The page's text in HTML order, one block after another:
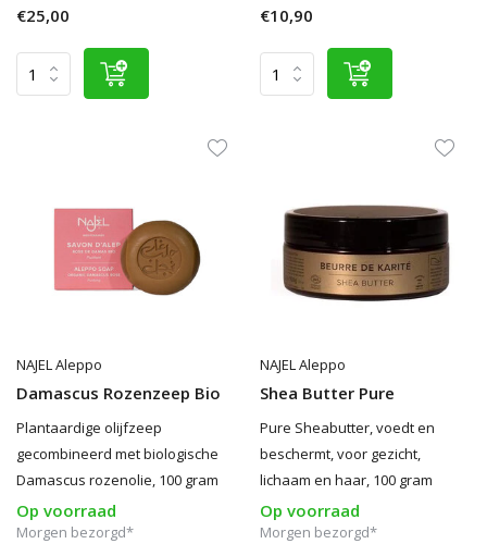
€25,00 €10,90
NAJEL Aleppo
Damascus Rozenzeep Bio
Plantaardige olijfzeep
gecombineerd met biologische
Damascus rozenolie, 100 gram
Op voorraad
Morgen bezorgd*
NAJEL Aleppo
Shea Butter Pure
Pure Sheabutter, voedt en
beschermt, voor gezicht,
lichaam en haar, 100 gram
Op voorraad
Morgen bezorgd*